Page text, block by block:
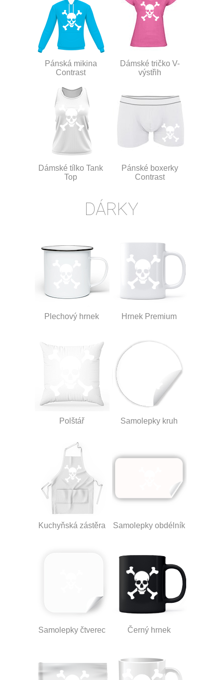
Pánská mikina
Contrast
Dámské tričko V-
výstřih
Dámské tílko Tank
Top
Pánské boxerky
Contrast
DÁRKY
Plechový hrnek Hrnek Premium
Polštář Samolepky kruh
Kuchyňská zástěra Samolepky obdélník
Samolepky čtverec Černý hrnek